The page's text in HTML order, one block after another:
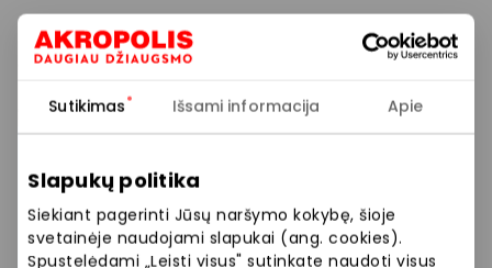
Sutikimas Išsami informacija Apie
Slapukų politika
Siekiant pagerinti Jūsų naršymo kokybę, šioje
svetainėje naudojami slapukai (ang. cookies).
Spustelėdami „Leisti visus" sutinkate naudoti visus
Knygas leidžia didžiosios leidyklos. Galite užsisakyti ir
gauti beveik bet kurią knygą. Taigi, jei nieko
nerandate kitose parduotuvėse, užsisakykite iš
"Mnogoknig". Vidutinis pristatymo laikas – mažiau nei
savaitė.
Parduotuvėje yra viena didžiausių stalo žaidimų
kolekcijų bet kokiai kompanijai ir bet kokiai progai –
nuo populiarių ir mėgstamų žaidimų iki retų, skirtų